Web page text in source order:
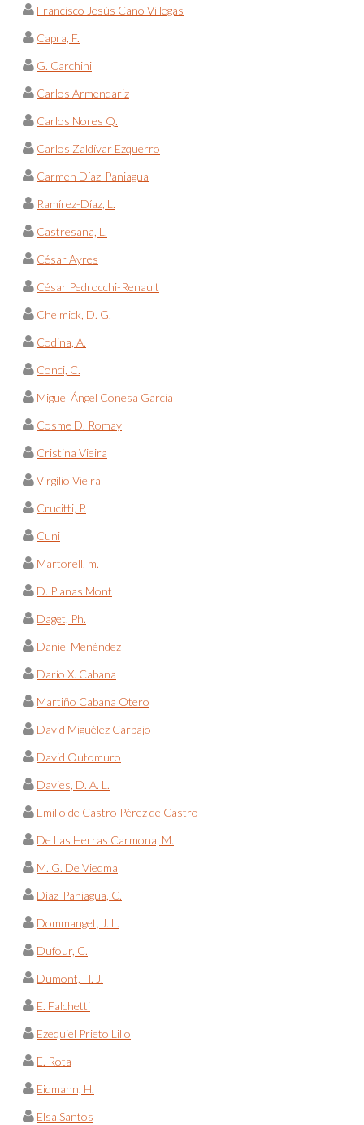
Francisco Jesús Cano Villegas
Capra, F.
G. Carchini
Carlos Armendariz
Carlos Nores Q.
Carlos Zaldívar Ezquerro
Carmen Díaz-Paniagua
Ramírez-Díaz, L.
Castresana, L.
César Ayres
César Pedrocchi-Renault
Chelmick, D. G.
Codina, A.
Conci, C.
Miguel Ángel Conesa García
Cosme D. Romay
Cristina Vieira
Virgílio Vieira
Crucitti, P.
Cuni
Martorell, m.
D. Planas Mont
Daget, Ph.
Daniel Menéndez
Darío X. Cabana
Martiño Cabana Otero
David Miguélez Carbajo
David Outomuro
Davies, D. A. L.
Emilio de Castro Pérez de Castro
De Las Herras Carmona, M.
M. G. De Viedma
Díaz-Paniagua, C.
Dommanget, J. L.
Dufour, C.
Dumont, H. J.
E. Falchetti
Ezequiel Prieto Lillo
E. Rota
Eidmann, H.
Elsa Santos